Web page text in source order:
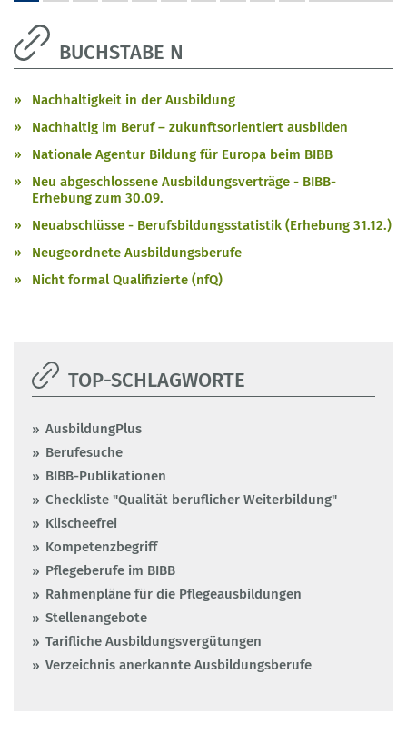
BUCHSTABE N
Nachhaltigkeit in der Ausbildung
Nachhaltig im Beruf – zukunftsorientiert ausbilden
Nationale Agentur Bildung für Europa beim BIBB
Neu abgeschlossene Ausbildungsverträge - BIBB-
Erhebung zum 30.09.
Neuabschlüsse - Berufsbildungsstatistik (Erhebung 31.12.)
Neugeordnete Ausbildungsberufe
Nicht formal Qualifizierte (nfQ)
TOP-SCHLAGWORTE
AusbildungPlus
Berufesuche
BIBB-Publikationen
Checkliste "Qualität beruflicher Weiterbildung"
Klischeefrei
Kompetenzbegriff
Pflegeberufe im BIBB
Rahmenpläne für die Pflegeausbildungen
Stellenangebote
Tarifliche Ausbildungsvergütungen
Verzeichnis anerkannte Ausbildungsberufe